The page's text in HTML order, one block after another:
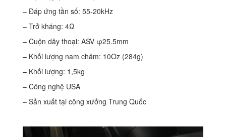
– Đáp ứng tần số: 55-20kHz
– Trở kháng: 4Ω
– Cuộn dây thoại: ASV φ25.5mm
– Khối lượng nam châm: 10Oz (284g)
– Khối lượng: 1,5kg
– Công nghệ USA
– Sản xuất tại công xưởng Trung Quốc